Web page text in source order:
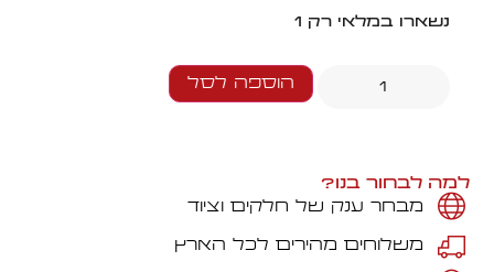
נשארו במלאי רק 1
הוספה לסל
למה לבחור בנו?
מבחר ענק של חלקים וציוד
משלוחים מהירים לכל הארץ